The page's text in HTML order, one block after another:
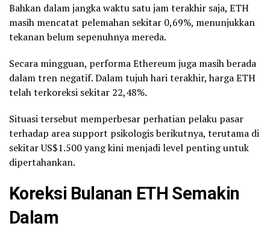
Bahkan dalam jangka waktu satu jam terakhir saja, ETH
masih mencatat pelemahan sekitar 0,69%, menunjukkan
tekanan belum sepenuhnya mereda.
Secara mingguan, performa Ethereum juga masih berada
dalam tren negatif. Dalam tujuh hari terakhir, harga ETH
telah terkoreksi sekitar 22,48%.
Situasi tersebut memperbesar perhatian pelaku pasar
terhadap area support psikologis berikutnya, terutama di
sekitar US$1.500 yang kini menjadi level penting untuk
dipertahankan.
Koreksi Bulanan ETH Semakin
Dalam